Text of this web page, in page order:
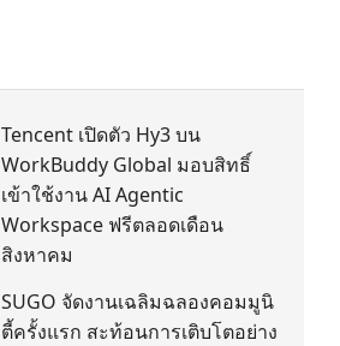
Tencent เปิดตัว Hy3 บน
WorkBuddy Global มอบสิทธิ์
เข้าใช้งาน AI Agentic
Workspace ฟรีตลอดเดือน
สิงหาคม
SUGO จัดงานเฉลิมฉลองคอมมูนิ
ตี้ครั้งแรก สะท้อนการเติบโตอย่าง